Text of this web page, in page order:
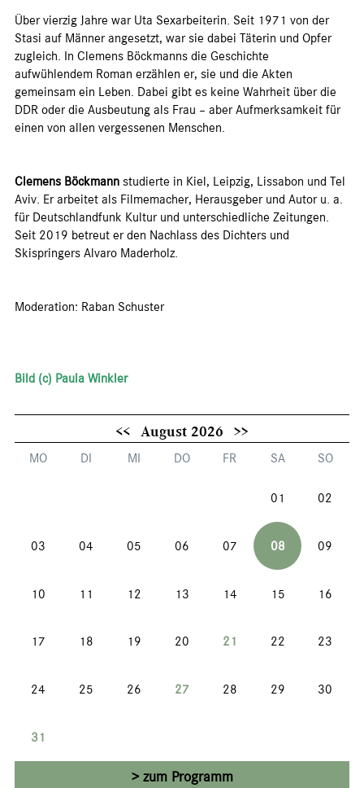
Über vierzig Jahre war Uta Sexarbeiterin. Seit 1971 von der
Stasi auf Männer angesetzt, war sie dabei Täterin und Opfer
zugleich. In Clemens Böckmanns die Geschichte
aufwühlendem Roman erzählen er, sie und die Akten
gemeinsam ein Leben. Dabei gibt es keine Wahrheit über die
DDR oder die Ausbeutung als Frau – aber Aufmerksamkeit für
einen von allen vergessenen Menschen.
Clemens Böckmann studierte in Kiel, Leipzig, Lissabon und Tel
Aviv. Er arbeitet als Filmemacher, Herausgeber und Autor u. a.
für Deutschlandfunk Kultur und unterschiedliche Zeitungen.
Seit 2019 betreut er den Nachlass des Dichters und
Skispringers Alvaro Maderholz.
Moderation: Raban Schuster
Bild (c) Paula Winkler
<< August 2026 >>
MO DI MI DO FR SA SO
01 02
03 04 05 06 07 08 09
10 11 12 13 14 15 16
17 18 19 20 21 22 23
24 25 26 27 28 29 30
31
zum Programm